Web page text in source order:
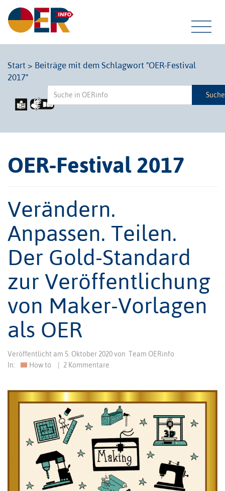
Start > Beiträge mit dem Schlagwort "OER-Festival
2017"
OER-Festival 2017
Verändern.
Anpassen. Teilen.
Der Gold-Standard
zur Veröffentlichung
von Maker-Vorlagen
als OER
Veröffentlicht am 5. Oktober 2020von Team OERinfo
In:
How to 2 Kommentare